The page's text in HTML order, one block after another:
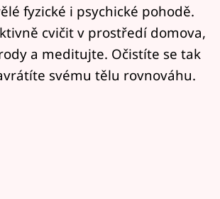
fyzické i psychické pohodě.
cvičit v prostředí domova,
a meditujte. Očistíte se tak
svému tělu rovnováhu.